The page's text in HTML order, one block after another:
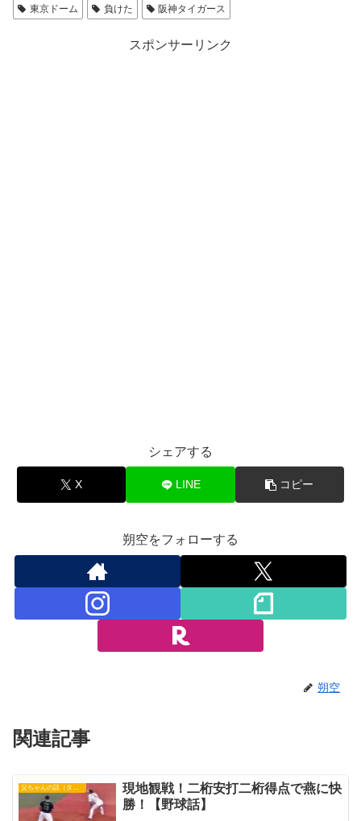
東京ドーム 負けた 阪神タイガース
スポンサーリンク
シェアする
X LINE コピー
朔空をフォローする
朔空
関連記事
父ちゃんの話（タイガース）
現地観戦！二桁安打二桁得点で燕に快
勝！【野球話】